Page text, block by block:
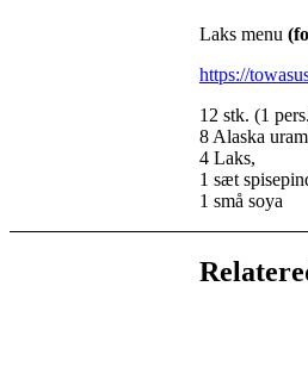
Laks menu
https://
12 stk. (1
8 Alaska
4 Laks,
1 sæt
1 små soya